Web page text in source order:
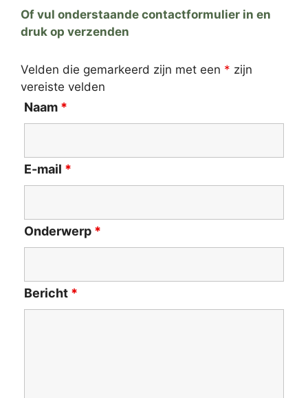
Of vul onderstaande contactformulier in en
druk op verzenden
Velden die gemarkeerd zijn met een * zijn
vereiste velden
Naam *
E-mail *
Onderwerp *
Bericht *